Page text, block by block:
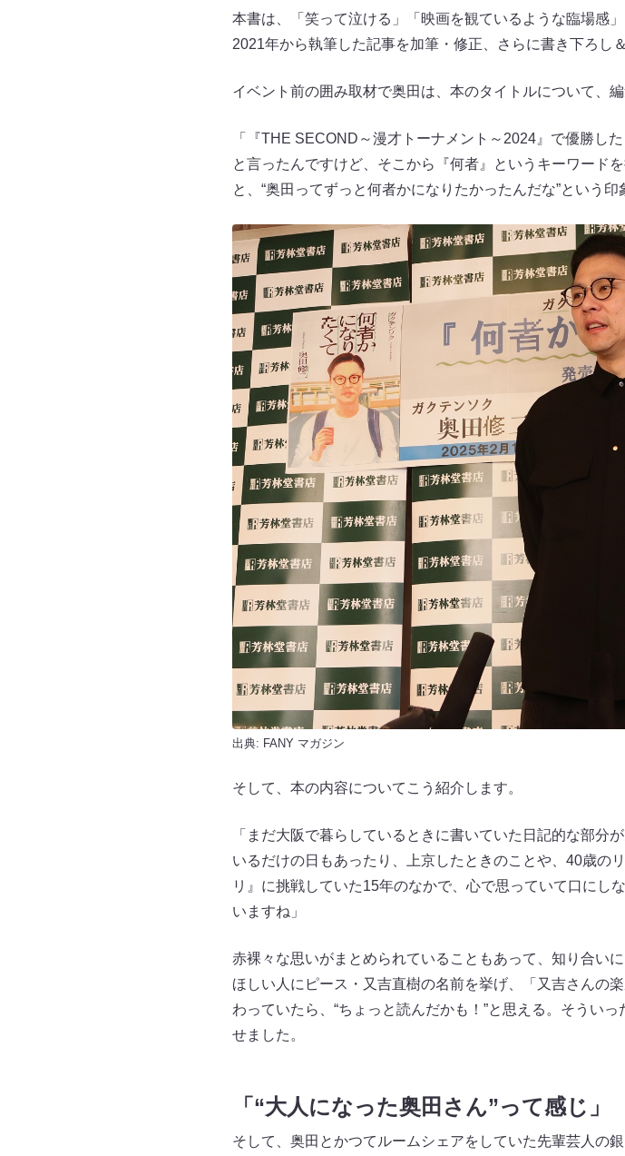
本書は、「笑って泣ける」「映画を観ているような臨場感
2021年から執筆した記事を加筆・修正、さらに書き下ろし
イベント前の囲み取材で奥田は、本のタイトルについて、
「『THE SECOND～漫才トーナメント～2024』で優勝し
と言ったんですけど、そこから『何者』というキーワード
と、“奥田ってずっと何者かになりたかったんだな”という
出典: FANY マガジン
そして、本の内容についてこう紹介します。
「まだ大阪で暮らしているときに書いていた日記的な部分
いるだけの日もあったり、上京したときのことや、40歳の
リ』に挑戦していた15年のなかで、心で思っていて口にし
いますね」
赤裸々な思いがまとめられていることもあって、知り合い
ほしい人にピース・又吉直樹の名前を挙げ、「又吉さんの
わっていたら、“ちょっと読んだかも！”と思える。そうい
せました。
「“大人になった奥田さん”って感じ」
そして、奥田とかつてルームシェアをしていた先輩芸人の